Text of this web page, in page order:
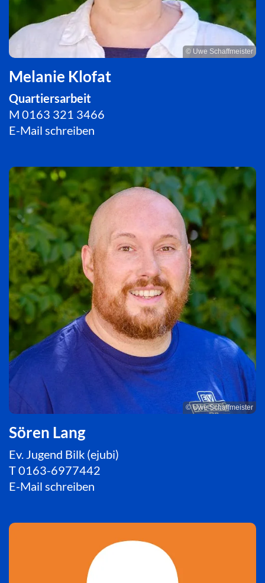
© Uwe Schaffmeister
Melanie Klofat
Quartiersarbeit
M 0163 321 3466
E-Mail schreiben
© Uwe Schaffmeister
Sören Lang
Ev. Jugend Bilk (ejubi)
T0163-6977442
E-Mail schreiben